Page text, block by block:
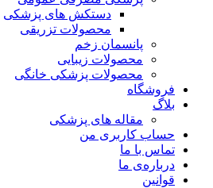
دستکش های پزشکی
محصولات تزریقی
پانسمان زخم
محصولات زیبایی
محصولات پزشکی خانگی
فروشگاه
بلاگ
مقاله های پزشکی
حساب کاربری من
تماس با ما
درباره‌ی ما
قوانین